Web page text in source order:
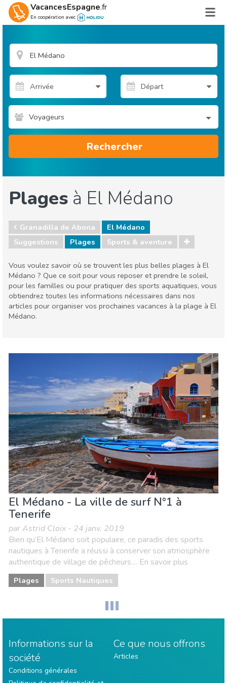
VacancesEspagne.fr
En coopération avec
Voyageurs
Rechercher
Plages à El Médano
Granadilla de Abona
El Médano
Suggestions
Plages Sports & aventure
Vous voulez savoir où se trouvent les plus belles plages à El
Médano ? Que ce soit pour vous reposer et prendre le soleil,
pour les familles ou pour pratiquer des sports aquatiques, vous
obtiendrez toutes les informations nécessaires dans nos
articles pour organiser vos prochaines vacances à la plage à El
Médano.
El Médano - La ville de surf N°1 à
Tenerife
par Astrid Cloix - 24 janv. 2019
Bien qu’El Médano soit populaire, ce paradis des sports
nautiques à Tenerife a réussi à conserver son atmosphère
authentique de village de pêcheurs.... En savoir plus
Plages Sports Nautiques
Informations sur la
société
Conditions générales
Ce que nous offrons
Articles